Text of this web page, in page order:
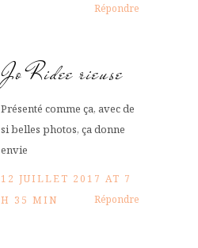
Répondre
Jo Ridee rieuse
Présenté comme ça, avec de
si belles photos, ça donne
envie
12 JUILLET 2017 AT 7
H 35 MIN
Répondre